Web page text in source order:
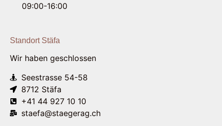
09:00-16:00
Standort Stäfa
Wir haben geschlossen
Seestrasse 54-58
8712 Stäfa
+41 44 927 10 10
staefa@staegerag.ch